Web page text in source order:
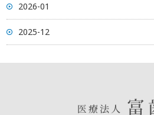
2026-01
2025-12